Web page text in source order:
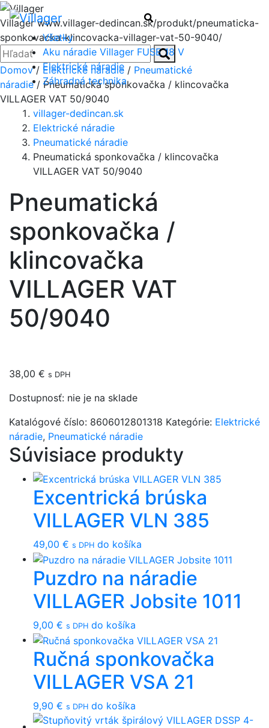
Villagerwww.villager-dedincan.sk/produkt/pneumaticka-
sponkovacka-klincovacka-villager-vat-50-9040/
Zatvoriť
Hľadať: Hľadať
Hľadať
Všetky
Aku náradie Villager FUSE 18 V
Elektrické náradie
Záhradná technika
Domov/ Elektrické náradie / Pneumatické
náradie/ Pneumatická sponkovačka / klincovačka
VILLAGER VAT 50/9040
villager-dedincan.sk
Elektrické náradie
Pneumatické náradie
Pneumatická sponkovačka / klincovačka
VILLAGER VAT 50/9040
Pneumatická
sponkovačka /
klincovačka
VILLAGER VAT
50/9040
38,00 € s DPH
Dostupnosť: nie je na sklade
Katalógové číslo: 8606012801318 Kategórie: Elektrické
náradie, Pneumatické náradie
Súvisiace produkty
Excentrická brúska
VILLAGER VLN 385
49,00 € s DPH do košíka
Puzdro na náradie
VILLAGER Jobsite 1011
9,00 € s DPH do košíka
Ručná sponkovačka
VILLAGER VSA 21
9,90 € s DPH do košíka